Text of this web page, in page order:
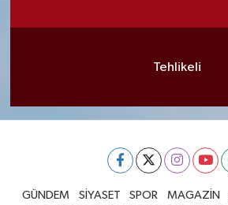
Tehlikeli
GÜNDEM SİYASET SPOR MAGAZİN